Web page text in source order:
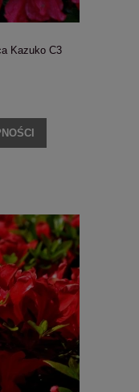
Kazuko C3